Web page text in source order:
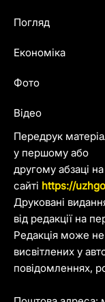
Передрук
у першому або
другому абзаці на
сайті https://
Друковані
від редакції на
Редакція може не
висвітлених у
повідомленнях,
Погляд
Економіка
Фото
Відео